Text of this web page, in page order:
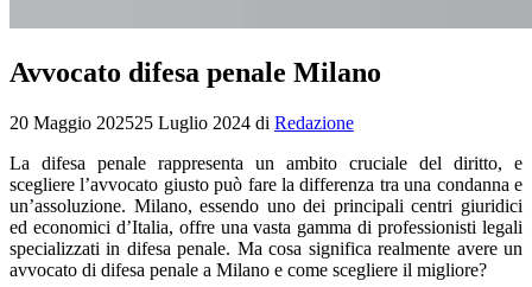
Avvocato difesa penale Milano
20 Maggio 202525 Luglio 2024 di Redazione
La difesa penale rappresenta un ambito cruciale del diritto, e
scegliere l’avvocato giusto può fare la differenza tra una condanna e
un’assoluzione. Milano, essendo uno dei principali centri giuridici
ed economici d’Italia, offre una vasta gamma di professionisti legali
specializzati in difesa penale. Ma cosa significa realmente avere un
avvocato di difesa penale a Milano e come scegliere il migliore?